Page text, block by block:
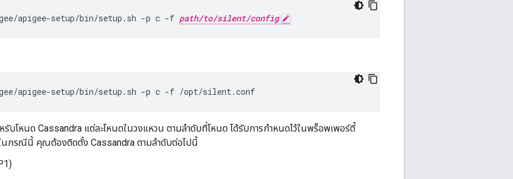
apigee-setup/bin/setup.sh -p c -f path/to/silent/config
apigee-setup/bin/setup.sh -p c -f /opt/silent.conf
รับโหนด Cassandra แต่ละโหนดในวงแหวน ตามลำดับที่โหนด ได้รับการกำหนดไว้ในพร็อพเพอร์ตี้
นกรณีนี้ คุณต้องติดตั้ง Cassandra ตามลำดับต่อไปนี้